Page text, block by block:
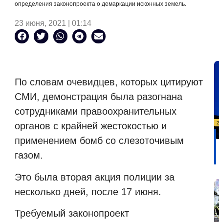
определения законопроекта о демаркации исконных земель.
23 июня, 2021 | 01:14
По словам очевидцев, которых цитируют
СМИ, демонстрация была разогнана
сотрудниками правоохранительных
органов с крайней жестокостью и
применением бомб со слезоточивым
газом.
Это была вторая акция полиции за
несколько дней, после 17 июня.
Требуемый законопроект